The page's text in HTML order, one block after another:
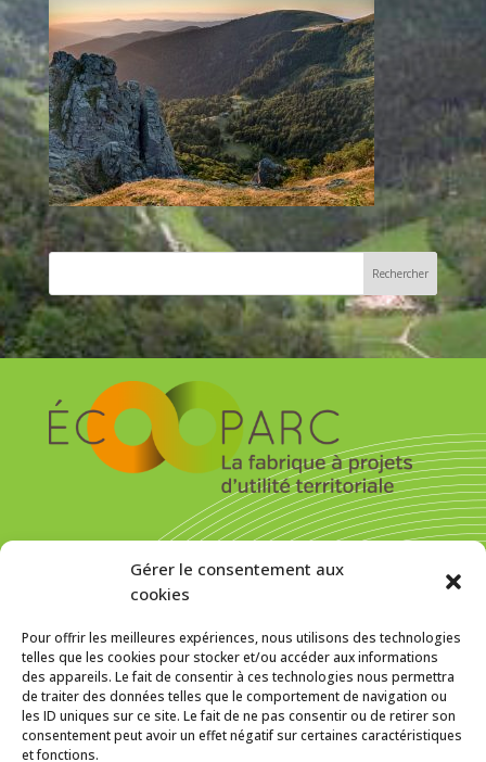
Gérer le consentement aux
cookies
Pour offrir les meilleures expériences, nous utilisons des technologies
telles que les cookies pour stocker et/ou accéder aux informations
des appareils. Le fait de consentir à ces technologies nous permettra
de traiter des données telles que le comportement de navigation ou
les ID uniques sur ce site. Le fait de ne pas consentir ou de retirer son
consentement peut avoir un effet négatif sur certaines caractéristiques
et fonctions.
MENTIONS LÉGALES
Politique de cookies (UE)